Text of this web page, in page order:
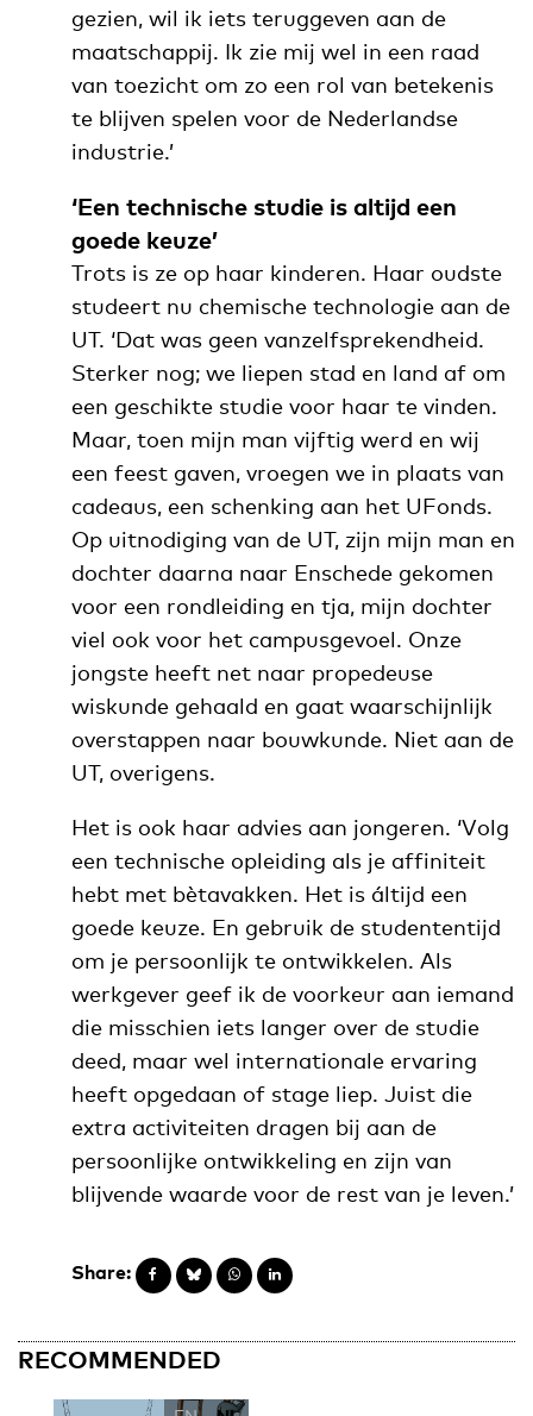
gezien, wil ik iets teruggeven aan de
maatschappij. Ik zie mij wel in een raad
van toezicht om zo een rol van betekenis
te blijven spelen voor de Nederlandse
industrie.’
‘Een technische studie is altijd een
goede keuze’
Trots is ze op haar kinderen. Haar oudste
studeert nu chemische technologie aan de
UT. ‘Dat was geen vanzelfsprekendheid.
Sterker nog; we liepen stad en land af om
een geschikte studie voor haar te vinden.
Maar, toen mijn man vijftig werd en wij
een feest gaven, vroegen we in plaats van
cadeaus, een schenking aan het UFonds.
Op uitnodiging van de UT, zijn mijn man en
dochter daarna naar Enschede gekomen
voor een rondleiding en tja, mijn dochter
viel ook voor het campusgevoel. Onze
jongste heeft net naar propedeuse
wiskunde gehaald en gaat waarschijnlijk
overstappen naar bouwkunde. Niet aan de
UT, overigens.
Het is ook haar advies aan jongeren. ‘Volg
een technische opleiding als je affiniteit
hebt met bètavakken. Het is áltijd een
goede keuze. En gebruik de studententijd
om je persoonlijk te ontwikkelen. Als
werkgever geef ik de voorkeur aan iemand
die misschien iets langer over de studie
deed, maar wel internationale ervaring
heeft opgedaan of stage liep. Juist die
extra activiteiten dragen bij aan de
persoonlijke ontwikkeling en zijn van
blijvende waarde voor de rest van je leven.’
Share:
RECOMMENDED